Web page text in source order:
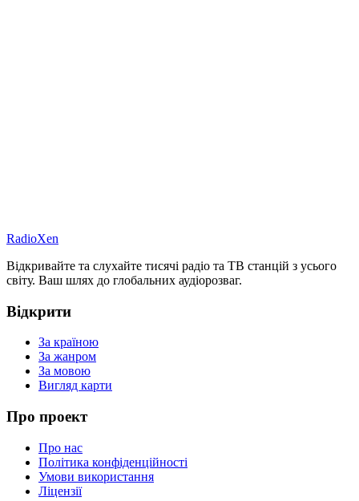
RadioXen
Відкривайте та слухайте тисячі радіо та ТВ станцій з усього
світу. Ваш шлях до глобальних аудіорозваг.
Відкрити
За країною
За жанром
За мовою
Вигляд карти
Про проект
Про нас
Політика конфіденційності
Умови використання
Ліцензії